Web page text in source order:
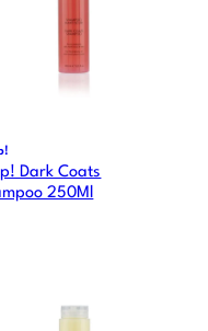
Dark Coats
250Ml